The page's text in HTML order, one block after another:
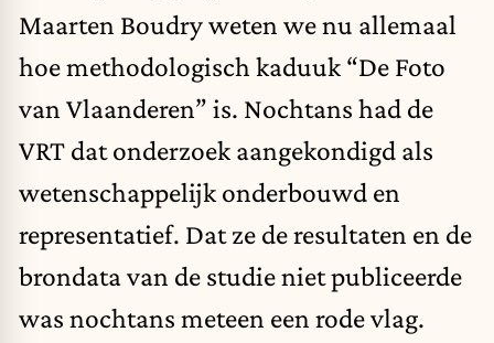
Maarten Boudryweten we nu allemaal
hoe methodologisch kaduuk “De Foto
van Vlaanderen” is. Nochtans had de
VRT dat onderzoek aangekondigd als
wetenschappelijk onderbouwd en
representatief. Dat ze de resultaten en de
brondata van de studie niet publiceerde
was nochtans meteen een rode vlag.